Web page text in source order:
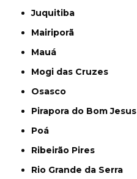
Juquitiba
Mairiporã
Mauá
Mogi das Cruzes
Osasco
Pirapora do Bom Jesus
Poá
Ribeirão Pires
Rio Grande da Serra